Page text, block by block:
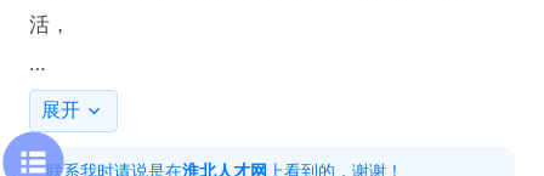
活，
每周日休息。早九点，到晚下午六点半，中间有两个
小时午休吃饭。工资看个人手速加模型质量。有意可
展开
联系我时请说是在淮北人才网 上看到的，谢谢！